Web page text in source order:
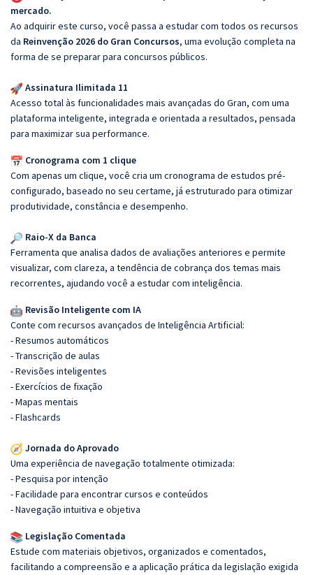
mercado.
Ao adquirir este curso, você passa a estudar com todos os recursos
da Reinvenção 2026 do Gran Concursos, uma evolução completa na
forma de se preparar para concursos públicos.
Assinatura Ilimitada 11
Acesso total às funcionalidades mais avançadas do Gran, com uma
plataforma inteligente, integrada e orientada a resultados, pensada
para maximizar sua performance.
Cronograma com 1 clique
Com apenas um clique, você cria um cronograma de estudos pré-
configurado, baseado no seu certame, já estruturado para otimizar
produtividade, constância e desempenho.
Raio-X da Banca
Ferramenta que analisa dados de avaliações anteriores e permite
visualizar, com clareza, a tendência de cobrança dos temas mais
recorrentes, ajudando você a estudar com inteligência.
Revisão Inteligente com IA
Conte com recursos avançados de Inteligência Artificial:
- Resumos automáticos
- Transcrição de aulas
- Revisões inteligentes
- Exercícios de fixação
- Mapas mentais
- Flashcards
Jornada do Aprovado
Uma experiência de navegação totalmente otimizada:
- Pesquisa por intenção
- Facilidade para encontrar cursos e conteúdos
- Navegação intuitiva e objetiva
Legislação Comentada
Estude com materiais objetivos, organizados e comentados,
facilitando a compreensão e a aplicação prática da legislação exigida